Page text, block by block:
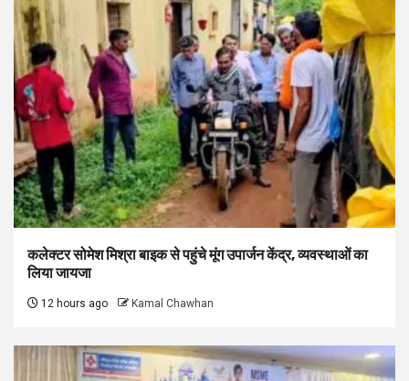
कलेक्टर सोमेश मिश्रा बाइक से पहुंचे मूंग उपार्जन केंद्र, व्यवस्थाओं का
लिया जायजा
12 hours ago Kamal Chawhan